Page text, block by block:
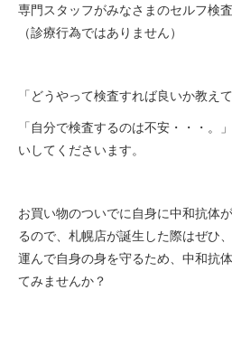
専門スタッフがみなさまのセルフ検
（診療行為ではありません）
「どうやって検査すれば良いか教え
「自分で検査するのは不安・・・。
いしてくださいます。
お買い物のついでに自身に中和抗体
るので、札幌店が誕生した際はぜひ
運んで自身の身を守るため、中和抗
てみませんか？